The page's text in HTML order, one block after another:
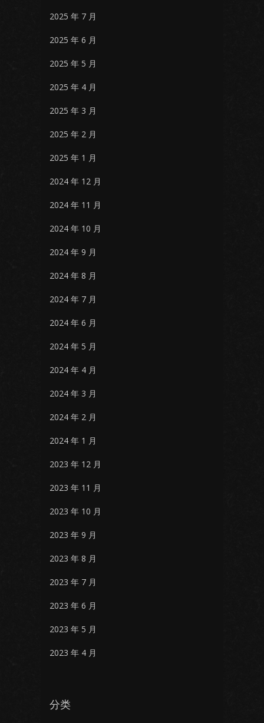
2025 年 7 月
2025 年 6 月
2025 年 5 月
2025 年 4 月
2025 年 3 月
2025 年 2 月
2025 年 1 月
2024 年 12 月
2024 年 11 月
2024 年 10 月
2024 年 9 月
2024 年 8 月
2024 年 7 月
2024 年 6 月
2024 年 5 月
2024 年 4 月
2024 年 3 月
2024 年 2 月
2024 年 1 月
2023 年 12 月
2023 年 11 月
2023 年 10 月
2023 年 9 月
2023 年 8 月
2023 年 7 月
2023 年 6 月
2023 年 5 月
2023 年 4 月
分类